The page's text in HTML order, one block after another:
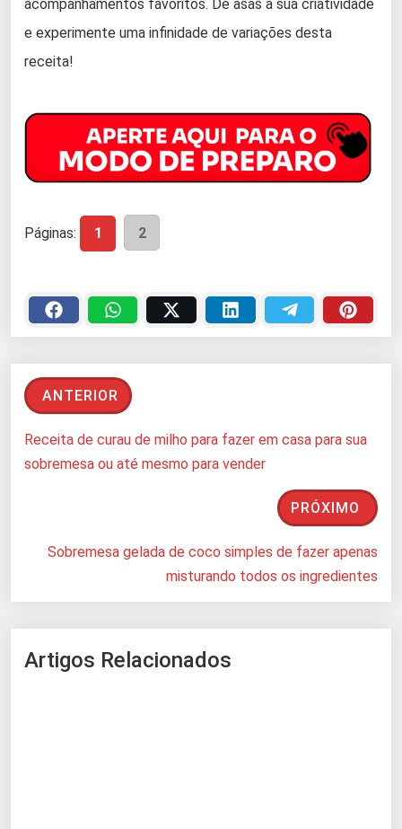
acompanhamentos favoritos. Dê asas à sua criatividade
e experimente uma infinidade de variações desta
receita!
Páginas: 1 2
ANTERIOR
Receita de curau de milho para fazer em casa para sua
sobremesa ou até mesmo para vender
PRÓXIMO
Sobremesa gelada de coco simples de fazer apenas
misturando todos os ingredientes
Artigos Relacionados